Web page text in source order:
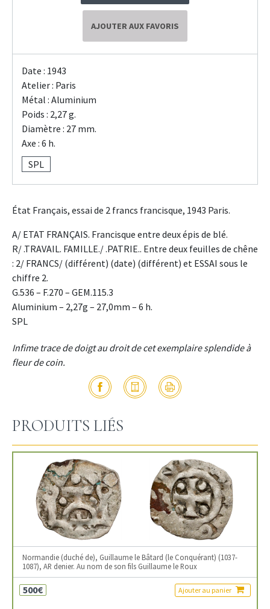
AJOUTER AUX FAVORIS
Date : 1943
Atelier : Paris
Métal : Aluminium
Poids : 2,27 g.
Diamètre : 27 mm.
Axe : 6 h.
SPL
État Français, essai de 2 francs francisque, 1943 Paris.
A/ ETAT FRANÇAIS. Francisque entre deux épis de blé.
R/ .TRAVAIL. FAMILLE./ .PATRIE.. Entre deux feuilles de chêne
: 2/ FRANCS/ (différent) (date) (différent) et ESSAI sous le
chiffre 2.
G.536 – F.270 – GEM.115.3
Aluminium – 2,27g – 27,0mm – 6 h.
SPL
Infime trace de doigt au droit de cet exemplaire splendide à
fleur de coin.
PRODUITS LIÉS
Normandie (duché de), Guillaume le Bâtard (le Conquérant) (1037-
1087), AR denier. Au nom de son fils Guillaume le Roux
500€ Ajouter au panier